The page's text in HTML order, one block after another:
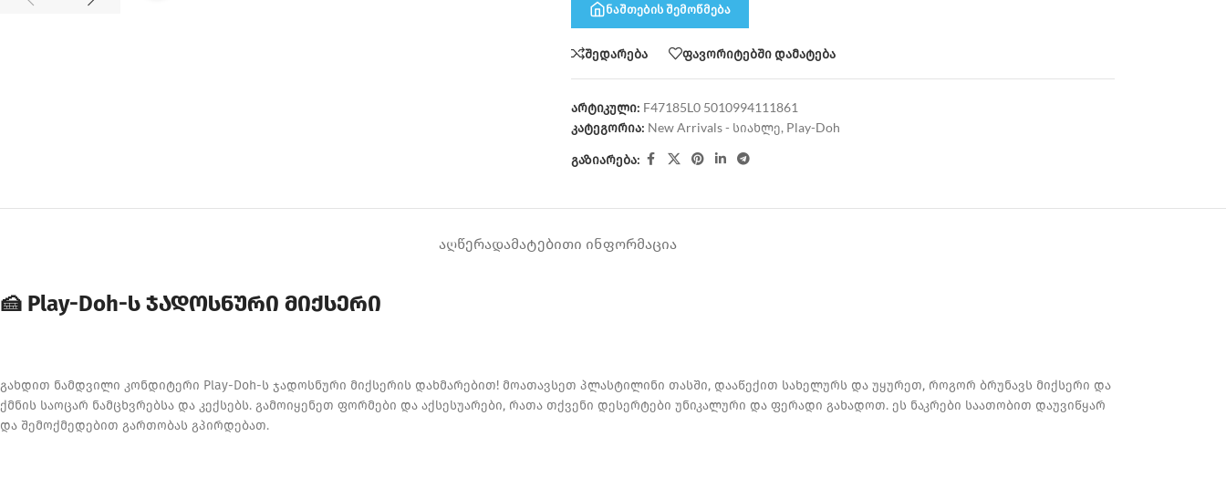
ნაშთების შემოწმება
შედარება ფავორიტებში დამატება
არტიკული: F47185L0 5010994111861
კატეგორია: New Arrivals - სიახლე, Play-Doh
გაზიარება:
ᲐᲦᲬᲔᲠᲐᲓᲐᲛᲐᲢᲔᲑᲘᲗᲘ ᲘᲜᲤᲝᲠᲛᲐᲪᲘᲐ
🍰 Play-Doh-ს ჯადოსნური მიქსერი
გახდით ნამდვილი კონდიტერი Play-Doh-ს ჯადოსნური მიქსერის დახმარებით! მოათავსეთ პლასტილინი თასში, დააწექით სახელურს და უყურეთ, როგორ ბრუნავს მიქსერი და
ქმნის საოცარ ნამცხვრებსა და კექსებს. გამოიყენეთ ფორმები და აქსესუარები, რათა თქვენი დესერტები უნიკალური და ფერადი გახადოთ. ეს ნაკრები საათობით დაუვიწყარ
და შემოქმედებით გართობას გპირდებათ.